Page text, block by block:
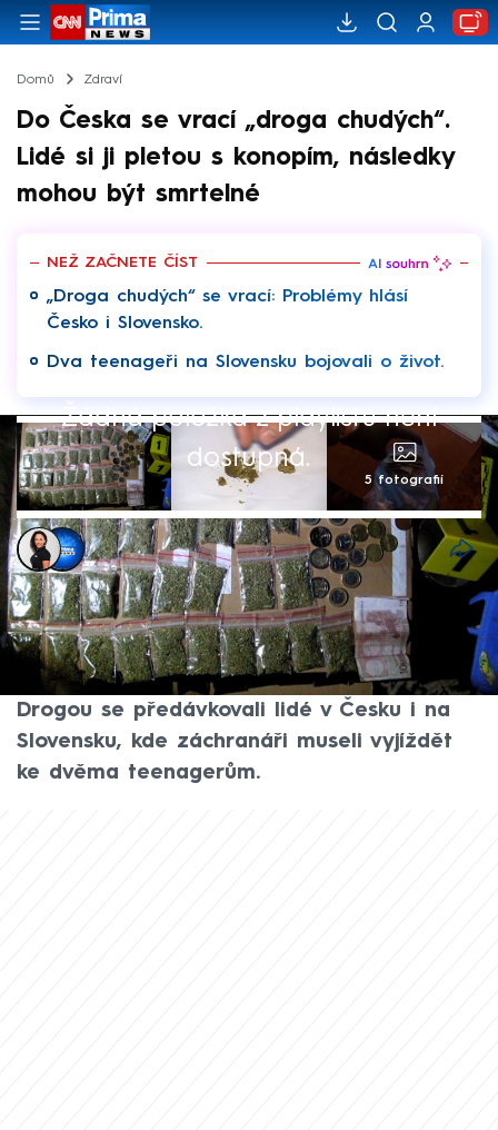
Domů Zdraví
Do Česka se vrací „droga chudých“.
Lidé si ji pletou s konopím, následky
mohou být smrtelné
NEŽ ZAČNETE ČÍST
„Droga chudých“ se vrací: Problémy hlásí
Česko i Slovensko.
Dva teenageři na Slovensku bojovali o život.
Žádná položka z playlistu není
dostupná.
5 fotografií
Eva Jarkovská,CNN Prima NEWS
2. čvn 2026, 12:03
Droga nazývaná herba je známá také jako
syntetická marihuana. Lidé její účinky často
podcení, přitom mohou být zcela fatální.
Drogou se předávkovali lidé v Česku i na
Slovensku, kde záchranáři museli vyjíždět
ke dvěma teenagerům.